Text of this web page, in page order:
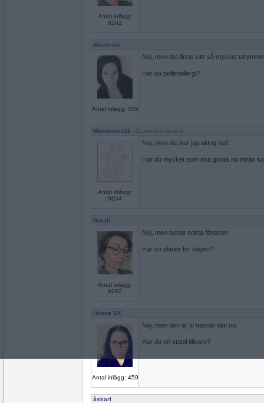
Antal inlägg:
8262
discordia
Antal inlägg: 459
Nej, men det finns inte så mycket
Har du pollenallergi?
Miominmio11 - Ej medlem längre
Antal inlägg:
9654
Nej, men det har jag aldrig haft.
Har du mycket som ska göras nu innan
Norah
Antal inlägg:
8262
Nej, men borde tvätta fönstren
Har du planer för dagen?
Hanna SK
Antal inlägg: 459
Nej, men den är ju nästan slut nu.
Har du en stabil tillvaro?
åskarl